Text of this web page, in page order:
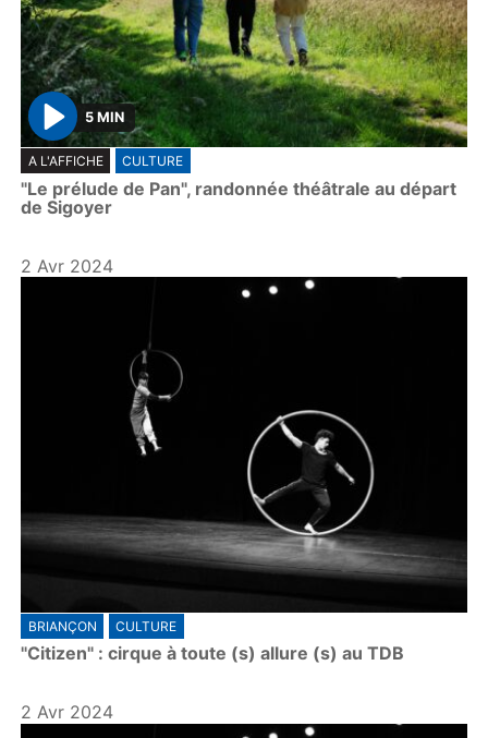
P
l
a
y
5 MIN
A L'AFFICHE CULTURE
"Le prélude de Pan", randonnée théâtrale au départ
de Sigoyer
2 Avr 2024
BRIANÇON CULTURE
"Citizen" : cirque à toute (s) allure (s) au TDB
2 Avr 2024